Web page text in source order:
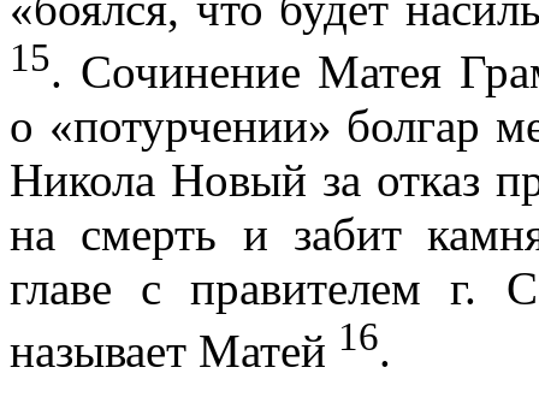
15. Сочинение Матея
о «потурчении» болгар
Никола Новый за отказ
на смерть и забит
главе с правителем
называет Матей 16.